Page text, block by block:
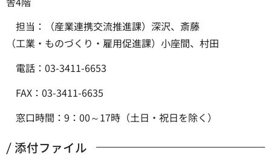
担当：（産業連携交流推進課）深沢、斎藤
（工業・ものづくり・雇用促進課）小座間、村田
電話：03-3411-6653
FAX：03-3411-6635
窓口時間：9：00～17時（土日・祝日を除く）
添付ファイル